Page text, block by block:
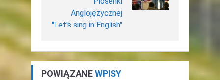
Anglojęzycznej
"Let's sing in English"
POWIĄZANEWPISY